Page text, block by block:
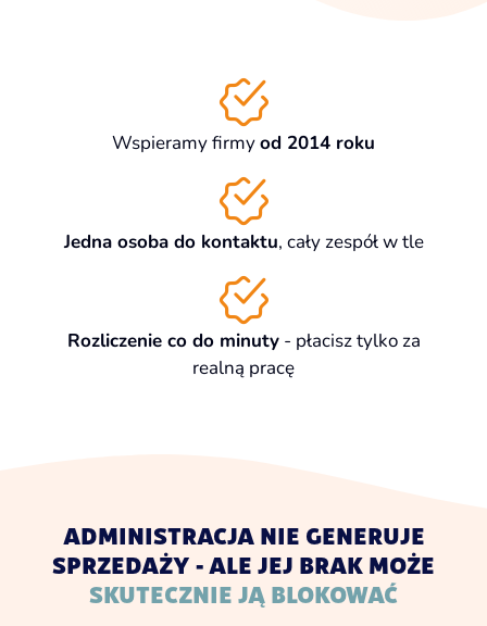
Wspieramy firmyod 2014 roku
Jedna osoba do kontaktu, cały zespół w tle
Rozliczenie co do minuty- płacisz tylko za
realną pracę
ADMINISTRACJA NIE GENERUJE
SPRZEDAŻY - ALE JEJ BRAK MOŻE
SKUTECZNIE JĄ BLOKOWAĆ